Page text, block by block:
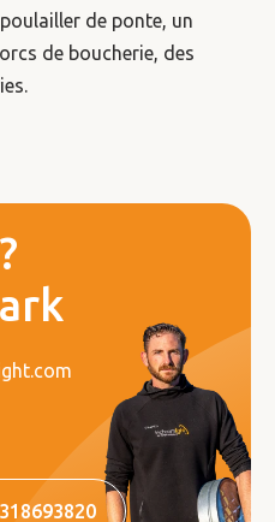
de ponte, un
de boucherie, des